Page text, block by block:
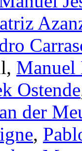
Manuel
Ostende
der
,